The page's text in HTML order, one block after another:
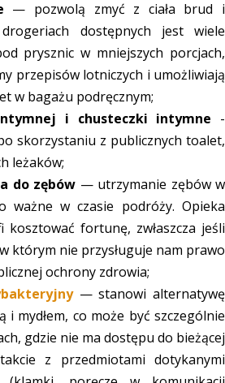
— pozwolą zmyć z ciała brud i
dostępnych jest wiele
prysznic w mniejszych porcjach,
przepisów lotniczych i umożliwiają
w bagażu podręcznym;
i chusteczki intymne -
skorzystaniu z publicznych toalet,
leżaków;
do zębów — utrzymanie zębów w
ważne w czasie podróży. Opieka
kosztować fortunę, zwłaszcza jeśli
którym nie przysługuje nam prawo
ochrony zdrowia;
— stanowi alternatywę
i mydłem, co może być szczególnie
gdzie nie ma dostępu do bieżącej
z przedmiotami dotykanymi